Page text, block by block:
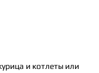
и котлеты или